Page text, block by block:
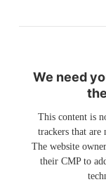
We need
This content is
trackers that are
The website
their CMP to